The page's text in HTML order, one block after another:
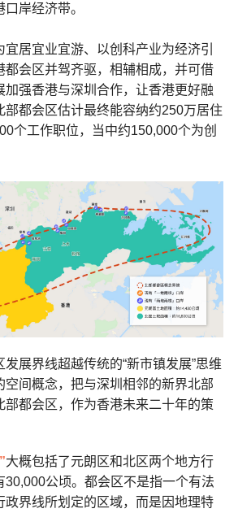
岸经济带。
宜居宜业宜游、以创科产业为经济引
都会区并驾齐驱，相辅相成，并可借
加强香港与深圳合作，让香港更好融
部都会区估计最终能容纳约250万居住
个工作职位，当中约150,000个为创
展界线超越传统的“新市镇发展”思维
空间概念，把与深圳相邻的新界北部
部都会区，作为香港未来二十年的策
大概包括了元朗区和北区两个地方行
30,000公顷。都会区不是指一个有法
政界线所划定的区域，而是因地理特